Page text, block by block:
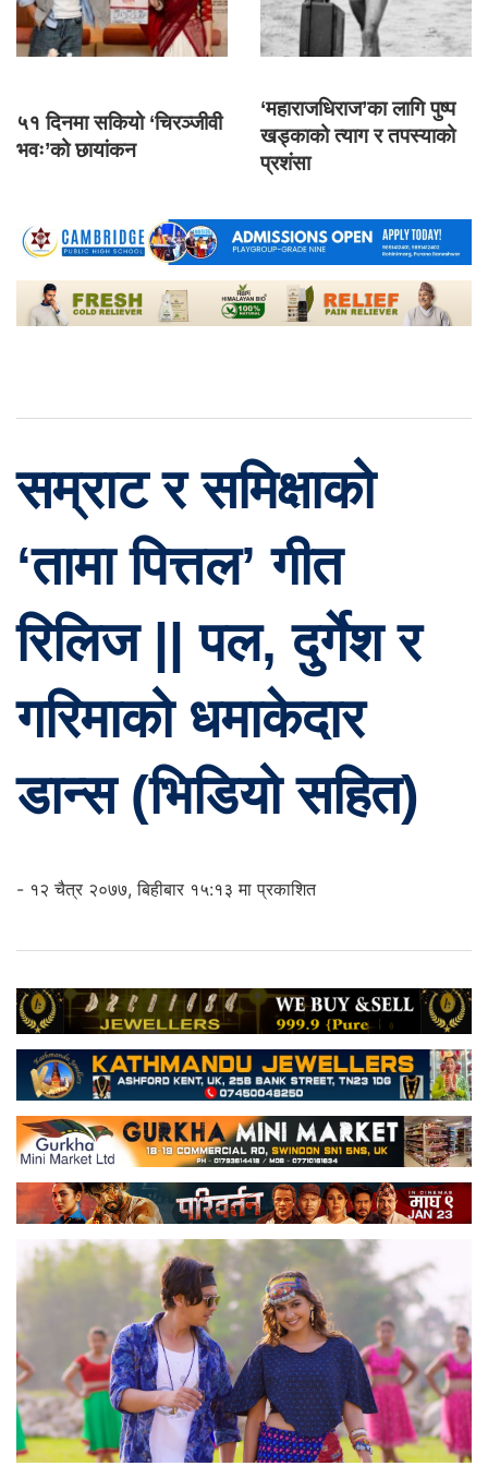
५१ दिनमा सकियो ‘चिरञ्जीवी
भवः’को छायांकन
‘महाराजधिराज’का लागि पुष्प
खड्काको त्याग र तपस्याको
प्रशंसा
सम्राट र समिक्षाको
‘तामा पित्तल’ गीत
रिलिज || पल, दुर्गेश र
गरिमाको धमाकेदार
डान्स (भिडियो सहित)
- १२ चैत्र २०७७, बिहीबार १५:१३ मा प्रकाशित